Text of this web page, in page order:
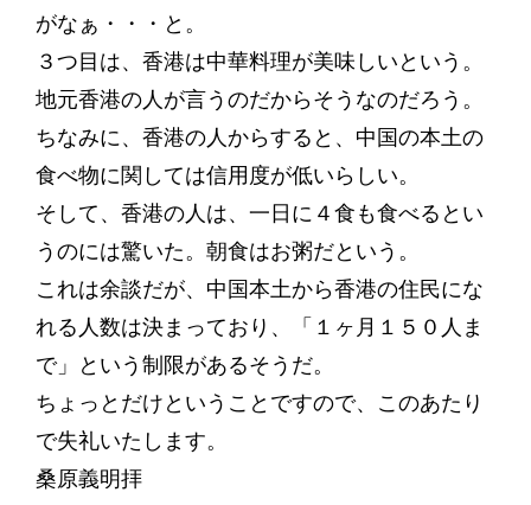
がなぁ・・・と。
３つ目は、香港は中華料理が美味しいという。
地元香港の人が言うのだからそうなのだろう。
ちなみに、香港の人からすると、中国の本土の
食べ物に関しては信用度が低いらしい。
そして、香港の人は、一日に４食も食べるとい
うのには驚いた。朝食はお粥だという。
これは余談だが、中国本土から香港の住民にな
れる人数は決まっており、「１ヶ月１５０人ま
で」という制限があるそうだ。
ちょっとだけということですので、このあたり
で失礼いたします。
桑原義明拝